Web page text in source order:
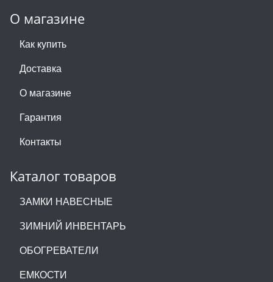
О магазине
Как купить
Доставка
О магазине
Гарантия
Контакты
Каталог товаров
ЗАМКИ НАВЕСНЫЕ
ЗИМНИЙ ИНВЕНТАРЬ
ОБОГРЕВАТЕЛИ
ЕМКОСТИ